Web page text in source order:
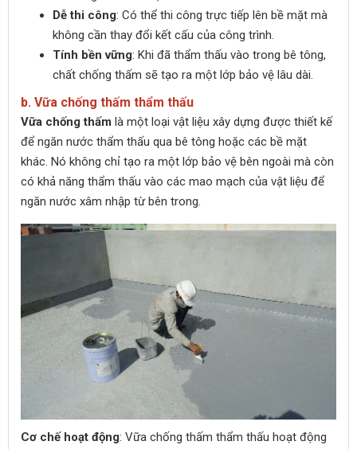
Dễ thi công: Có thể thi công trực tiếp lên bề mặt mà
không cần thay đổi kết cấu của công trình.
Tính bền vững: Khi đã thẩm thấu vào trong bê tông,
chất chống thấm sẽ tạo ra một lớp bảo vệ lâu dài.
b. Vữa chống thấm thẩm thấu
Vữa chống thấm là một loại vật liệu xây dựng được thiết kế
để ngăn nước thẩm thấu qua bê tông hoặc các bề mặt
khác. Nó không chỉ tạo ra một lớp bảo vệ bên ngoài mà còn
có khả năng thẩm thấu vào các mao mạch của vật liệu để
ngăn nước xâm nhập từ bên trong.
Cơ chế hoạt động: Vữa chống thấm thẩm thấu hoạt động